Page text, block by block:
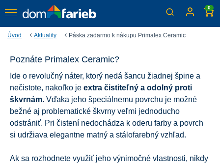
0
Úvod Aktuality Páska zadarmo k nákupu Primalex Ceramic
Páska zadarmo k nákupu
Primalex Ceramic
Využite našu akciu a získajte k nákupu Primalex Ceramic
maliarsku pásku zn. tesa ZADARMO
Poznáte Primalex Ceramic?
Ide o revolučný náter, ktorý nedá šancu žiadnej špine a
nečistote, nakoľko je extra čistiteľný a odolný proti
škvrnám. Vďaka jeho špeciálnemu povrchu je možné
bežné aj problematické škvrny veľmi jednoducho
odstrániť. Pri čistení nedochádza k oderu farby a povrch
si udržiava elegantne matný a stálofarebný vzhľad.
Ak sa rozhodnete využiť jeho výnimočné vlastnosti, nikdy